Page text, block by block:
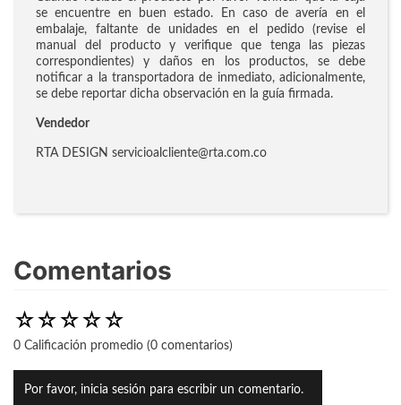
se encuentre en buen estado. En caso de avería en el
embalaje, faltante de unidades en el pedido (revise el
manual del producto y verifique que tenga las piezas
correspondientes) y daños en los productos, se debe
notificar a la transportadora de inmediato, adicionalmente,
se debe reportar dicha observación en la guía firmada.
Vendedor
RTA DESIGN servicioalcliente@rta.com.co
Comentarios
☆☆☆☆☆
0 Calificación promedio (0 comentarios)
Por favor, inicia sesión para escribir un comentario.